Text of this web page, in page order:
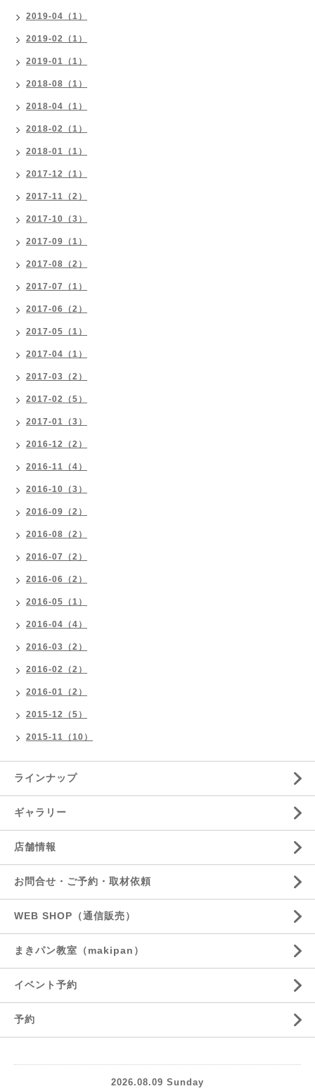
2019-04（1）
2019-02（1）
2019-01（1）
2018-08（1）
2018-04（1）
2018-02（1）
2018-01（1）
2017-12（1）
2017-11（2）
2017-10（3）
2017-09（1）
2017-08（2）
2017-07（1）
2017-06（2）
2017-05（1）
2017-04（1）
2017-03（2）
2017-02（5）
2017-01（3）
2016-12（2）
2016-11（4）
2016-10（3）
2016-09（2）
2016-08（2）
2016-07（2）
2016-06（2）
2016-05（1）
2016-04（4）
2016-03（2）
2016-02（2）
2016-01（2）
2015-12（5）
2015-11（10）
ラインナップ
ギャラリー
店舗情報
お問合せ・ご予約・取材依頼
WEB SHOP（通信販売）
まきパン教室（makipan）
イベント予約
予約
2026.08.09 Sunday